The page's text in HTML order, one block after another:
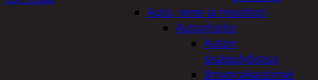
Auto, vene ja moottori
Autonhoito
Auton
sisäpuhdistus
Ilmanraikastimet